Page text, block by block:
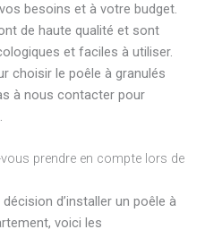
besoins et à votre budget.
de haute qualité et sont
et faciles à utiliser.
choisir le poêle à granulés
à nous contacter pour
prendre en compte lors de
d’installer un poêle à
voici les